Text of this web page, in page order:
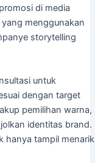
di media
menggunakan
storytelling
untuk
dengan target
pemilihan warna,
identitas brand.
hanya tampil menarik